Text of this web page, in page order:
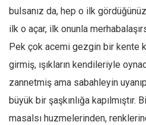
Ömer Kayani
Yusuf Armağan
Hasanali Yıldırım
Leyla Şerif Emin
Selçuk Türkyılmaz
Mehmet Ali Tekin
bulsanız da, hep o ilk
ilk o açar, ilk onunla
Pek çok acemi gezgin bir kente
girmiş, ışıkların kendileriyle
zannetmiş ama sabahleyin
büyük bir şaşkınlığa kapılmıştır.
masalsı huzmelerinden,